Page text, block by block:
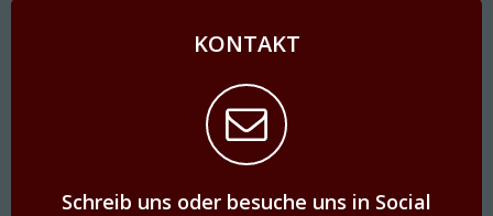
KONTAKT
Schreib uns oder besuche uns in Social